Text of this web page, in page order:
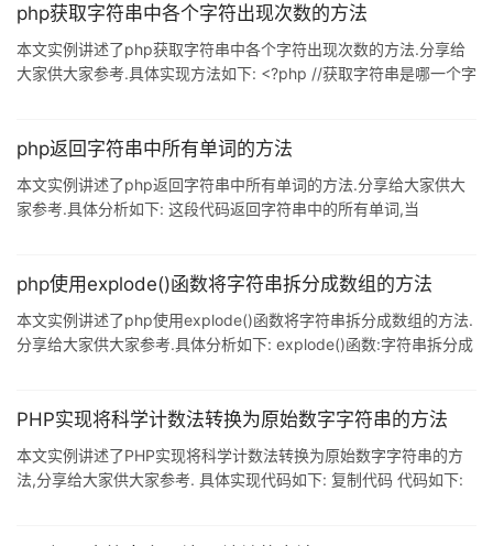
'mileS' musT can'T "begiN" witH A si
php获取字符串中各个字符出现次数的方法
本文实例讲述了php获取字符串中各个字符出现次数的方法.分享给
大家供大家参考.具体实现方法如下: <?php //获取字符串是哪一个字
str_split($str); //字符串分隔到数组中 $arr =
回一个数组 //键名为原数组的
php返回字符串中所有单词的方法
本文实例讲述了php返回字符串中所有单词的方法.分享给大家供大
家参考.具体分析如下: 这段代码返回字符串中的所有单词,当
Z]+)/',$str,$match); if ($distinct == true) { $match[1] =
php使用explode()函数将字符串拆分成数组的方法
本文实例讲述了php使用explode()函数将字符串拆分成数组的方法.
分享给大家供大家参考.具体分析如下: explode()函数:字符串拆分成
果如下: <pre>Array ( [0] =>
PHP实现将科学计数法转换为原始数字字符串的方法
本文实例讲述了PHP实现将科学计数法转换为原始数字字符串的方
法,分享给大家供大家参考. 具体实现代码如下: 复制代码 代码如下: